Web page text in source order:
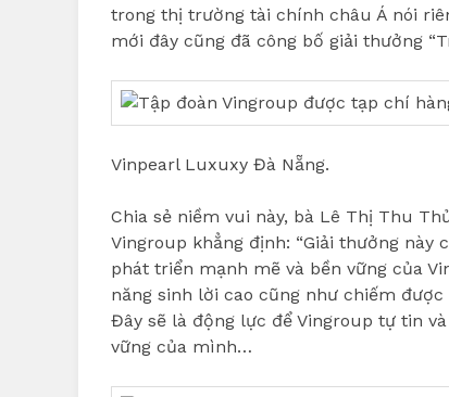
trong thị trường tài chính châu Á nói
mới đây cũng đã công bố giải thưởng
Vinpearl Luxuxy Đà Nẵng.
Chia sẻ niềm vui này, bà Lê Thị Thu
Vingroup khẳng định: “Giải thưởng
phát triển mạnh mẽ và bền vững của
năng sinh lời cao cũng như chiếm
Đây sẽ là động lực để Vingroup tự tin
vững của mình…